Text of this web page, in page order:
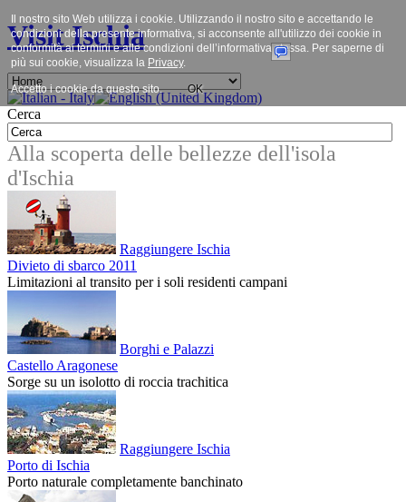
Visit Ischia
Cerca
Alla scoperta delle bellezze dell'isola
d'Ischia
Raggiungere Ischia
Divieto di sbarco 2011
Limitazioni al transito per i soli residenti campani
Borghi e Palazzi
Castello Aragonese
Sorge su un isolotto di roccia trachitica
Raggiungere Ischia
Porto di Ischia
Porto naturale completamente banchinato
Il nostro sito Web utilizza i cookie. Utilizzando il nostro sito e accettando le
condizioni della presente informativa, si acconsente all'utilizzo dei cookie in
conformità ai termini e alle condizioni dell’informativa stessa. Per saperne di
più sui cookie, visualizza la Privacy.
Accetto i cookie da questo sito. OK